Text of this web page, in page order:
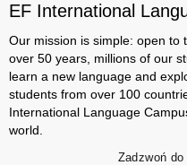
EF International
Our mission is simple: open to
over 50 years, millions of our
learn a new language and
students from over 100
International Language
world.
Zadzwoń do